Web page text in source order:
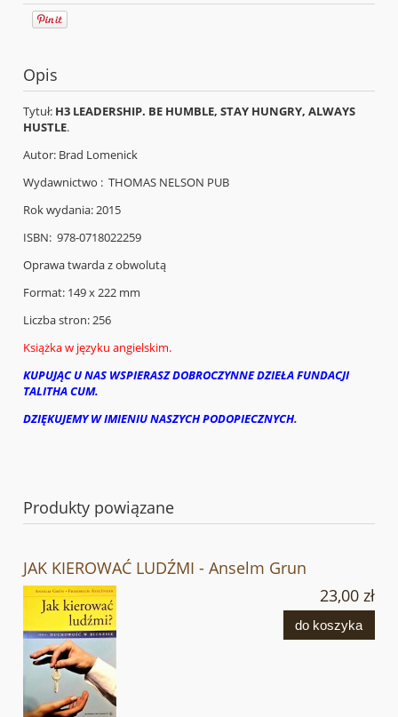
Opis
Tytuł: H3 LEADERSHIP. BE HUMBLE, STAY HUNGRY, ALWAYS
HUSTLE.
Autor: Brad Lomenick
Wydawnictwo : ‎ THOMAS NELSON PUB
Rok wydania: 2015
ISBN: ‎ 978-0718022259
Oprawa twarda z obwolutą
Format: 149 x 222 mm
Liczba stron: 256
Książka w języku angielskim.
KUPUJĄC U NAS WSPIERASZ DOBROCZYNNE DZIEŁA FUNDACJI
TALITHA CUM.
DZIĘKUJEMY W IMIENIU NASZYCH PODOPIECZNYCH.
Produkty powiązane
JAK KIEROWAĆ LUDŹMI - Anselm Grun
23,00 zł
do koszyka